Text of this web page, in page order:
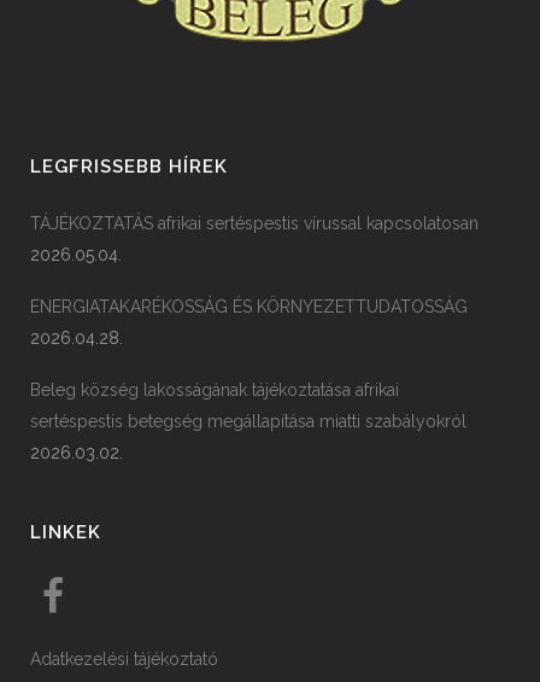
LEGFRISSEBB HÍREK
TÁJÉKOZTATÁS afrikai sertéspestis vírussal kapcsolatosan
2026.05.04.
ENERGIATAKARÉKOSSÁG ÉS KÖRNYEZETTUDATOSSÁG
2026.04.28.
Beleg község lakosságának tájékoztatása afrikai
sertéspestis betegség megállapítása miatti szabályokról
2026.03.02.
LINKEK
Adatkezelési tájékoztató